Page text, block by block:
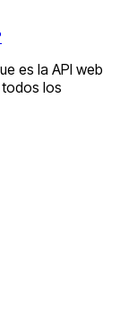
es la API web
los